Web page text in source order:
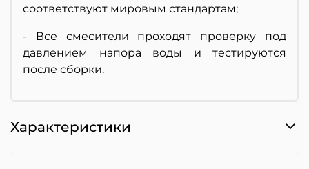
соответствуют мировым стандартам;
- Все смесители проходят проверку под
давлением напора воды и тестируются
после сборки.
Характеристики